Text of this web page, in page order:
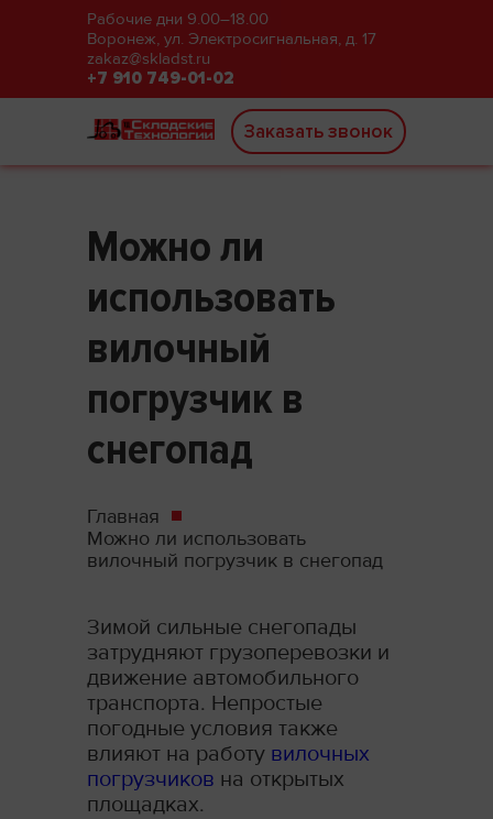
Рабочие дни 9.00–18.00
Воронеж, ул. Электросигнальная, д. 17
zakaz@skladst.ru
+7 910 749-01-02
Заказать звонок
Можно ли
использовать
вилочный
погрузчик в
снегопад
Главная
Можно ли использовать
вилочный погрузчик в снегопад
Зимой сильные снегопады
затрудняют грузоперевозки и
движение автомобильного
транспорта. Непростые
погодные условия также
влияют на работу вилочных
погрузчиков на открытых
площадках.